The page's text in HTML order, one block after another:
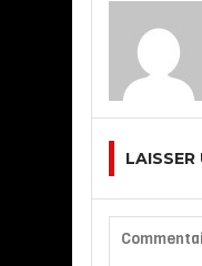
LAISSER